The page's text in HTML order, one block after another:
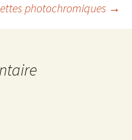
photochromiques →